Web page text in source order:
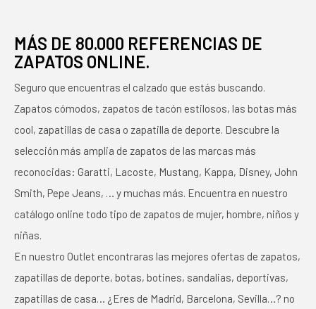
MÁS DE 80.000 REFERENCIAS DE
ZAPATOS ONLINE.
Seguro que encuentras el calzado que estás buscando.
Zapatos cómodos, zapatos de tacón estilosos, las botas más
cool, zapatillas de casa o zapatilla de deporte. Descubre la
selección más amplia de zapatos de las marcas más
reconocidas: Garatti, Lacoste, Mustang, Kappa, Disney, John
Smith, Pepe Jeans, … y muchas más. Encuentra en nuestro
catálogo online todo tipo de zapatos de mujer, hombre, niños y
niñas.
En nuestro Outlet encontraras las mejores ofertas de zapatos,
zapatillas de deporte, botas, botines, sandalias, deportivas,
zapatillas de casa… ¿Eres de Madrid, Barcelona, Sevilla…? no